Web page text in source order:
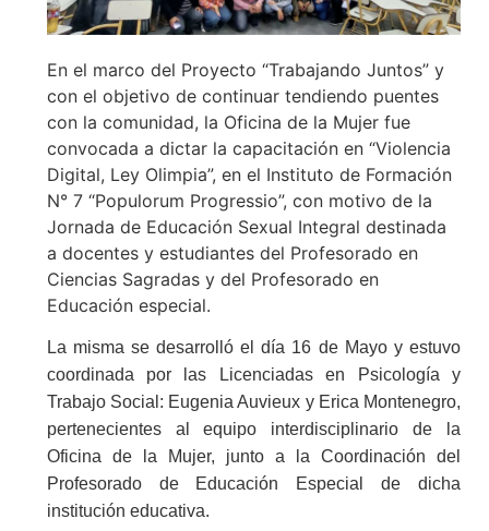
En el marco del Proyecto “Trabajando Juntos” y
con el objetivo de continuar tendiendo puentes
con la comunidad, la Oficina de la Mujer fue
convocada a dictar la capacitación en “Violencia
Digital, Ley Olimpia”, en el Instituto de Formación
N° 7 “Populorum Progressio”, con motivo de la
Jornada de Educación Sexual Integral destinada
a docentes y estudiantes del Profesorado en
Ciencias Sagradas y del Profesorado en
Educación especial.
La misma se desarrolló el día 16 de Mayo y estuvo
coordinada por las Licenciadas en Psicología y
Trabajo Social: Eugenia Auvieux y Erica Montenegro,
pertenecientes al equipo interdisciplinario de la
Oficina de la Mujer, junto a la Coordinación del
Profesorado de Educación Especial de dicha
institución educativa.